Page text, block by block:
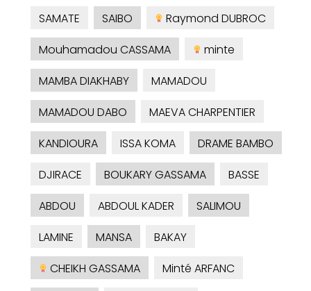
SAMATE
SAIBO
Raymond DUBROC
Mouhamadou CASSAMA
minte
MAMBA DIAKHABY
MAMADOU
MAMADOU DABO
MAEVA CHARPENTIER
KANDIOURA
ISSA KOMA
DRAME BAMBO
DJIRACE
BOUKARY GASSAMA
BASSE
ABDOU
ABDOUL KADER
SALIMOU
LAMINE
MANSA
BAKAY
CHEIKH GASSAMA
Minté ARFANC